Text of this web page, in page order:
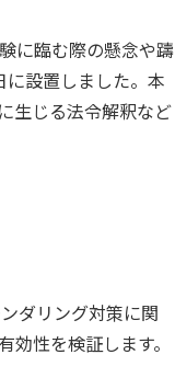
に臨む際の懸念や躊
設置しました。本
生じる法令解釈など
ダリング対策に関
性を検証します。